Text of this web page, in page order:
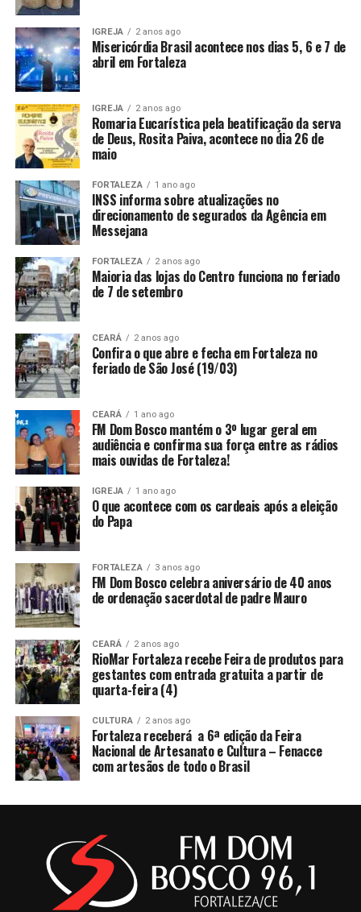
IGREJA 2 anos ago
Misericórdia Brasil acontece nos dias 5, 6 e 7 de
abril em Fortaleza
IGREJA 2 anos ago
Romaria Eucarística pela beatificação da serva
de Deus, Rosita Paiva, acontece no dia 26 de
maio
FORTALEZA 1 ano ago
INSS informa sobre atualizações no
direcionamento de segurados da Agência em
Messejana
FORTALEZA 2 anos ago
Maioria das lojas do Centro funciona no feriado
de 7 de setembro
CEARÁ 2 anos ago
Confira o que abre e fecha em Fortaleza no
feriado de São José (19/03)
CEARÁ 1 ano ago
FM Dom Bosco mantém o 3º lugar geral em
audiência e confirma sua força entre as rádios
mais ouvidas de Fortaleza!
IGREJA 1 ano ago
O que acontece com os cardeais após a eleição
do Papa
FORTALEZA 3 anos ago
FM Dom Bosco celebra aniversário de 40 anos
de ordenação sacerdotal de padre Mauro
CEARÁ 2 anos ago
RioMar Fortaleza recebe Feira de produtos para
gestantes com entrada gratuita a partir de
quarta-feira (4)
CULTURA 2 anos ago
Fortaleza receberá a 6ª edição da Feira
Nacional de Artesanato e Cultura – Fenacce
com artesãos de todo o Brasil